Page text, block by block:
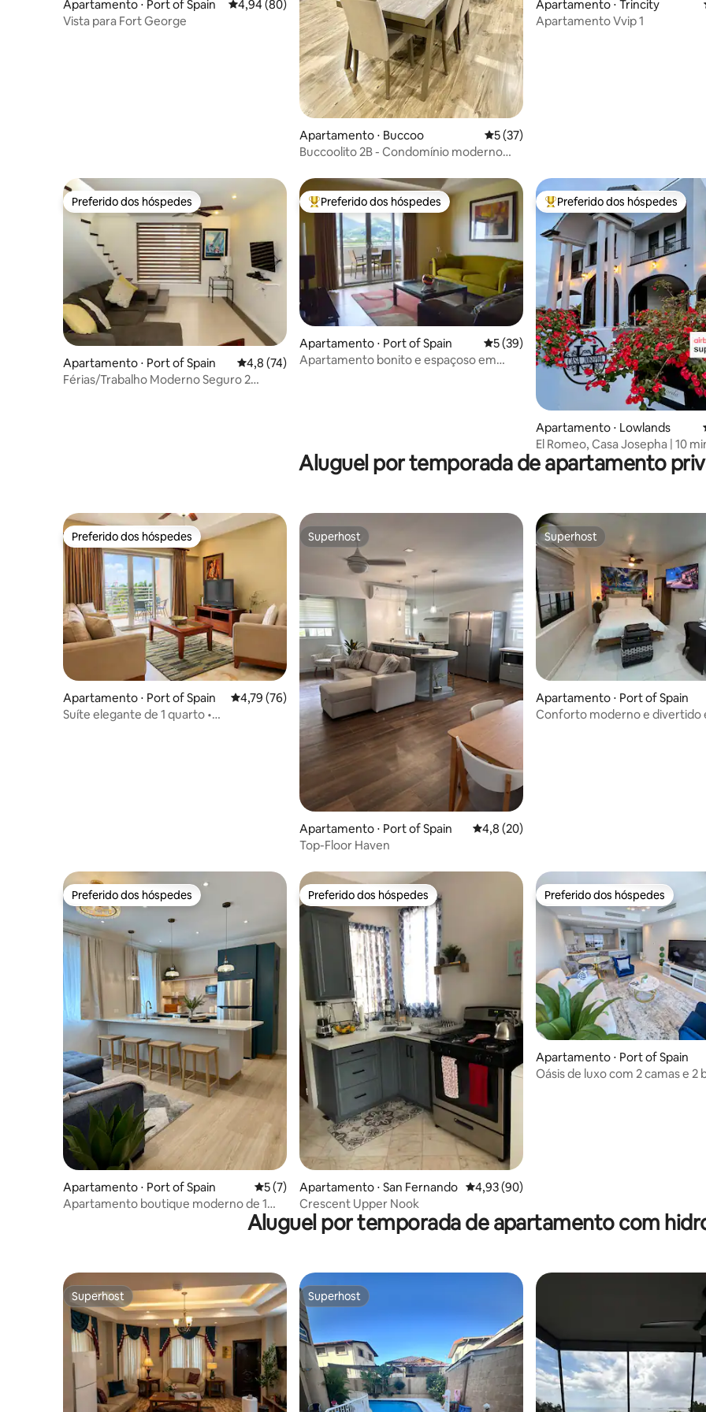
Apartamento ⋅ Port of Spain 4,94 de uma avaliação média de 5, 80 avaliações
4,94 (80)
Vista para Fort George
Apartamento ⋅ Buccoo 5 de uma avaliação média de 5, 37
5 (37)
Buccoolito 2B - Condomínio moderno
Apartamento ⋅ Trincity
Apartamento Vvip 1
Preferido dos hóspedes
Preferido dos hóspedes
Apartamento ⋅ Port of Spain 4,8 de uma avaliação média de 5, 74 avaliações
4,8 (74)
Férias/Trabalho Moderno Seguro 2
Entre os melhores preferidos dos hóspedes
Preferido dos hóspedes
Apartamento ⋅ Port of Spain 5 de uma avaliação média de 5, 39
5 (39)
Apartamento bonito e espaçoso em
Entre os melhores preferidos
Preferido dos hóspedes
Apartamento ⋅ Lowlands
El Romeo, Casa Josepha | 10
carro até as praias!
Aluguel por temporada de apartamento
Preferido dos hóspedes
Preferido dos hóspedes
Apartamento ⋅ Port of Spain 4,79 de uma avaliação média de 5, 76 avaliações
4,79 (76)
Suíte elegante de 1 quarto •
Superhost
Superhost
Apartamento ⋅ Port of Spain 4,8 de uma avaliação média de 5, 20
4,8 (20)
Top-Floor Haven
Superhost
Superhost
Apartamento ⋅ Port of Spain
Conforto moderno e divertido
Preferido dos hóspedes
Preferido dos hóspedes
Apartamento ⋅ Port of Spain 5 de uma avaliação média de 5, 7 avaliações
5 (7)
Apartamento boutique moderno de 1
Preferido dos hóspedes
Preferido dos hóspedes
Apartamento ⋅ San Fernando 4,93 de uma avaliação média de 5, 90
4,93 (90)
Crescent Upper Nook
Preferido dos hóspedes
Preferido dos hóspedes
Apartamento ⋅ Port of Spain
Oásis de luxo com 2 camas e 2
Aluguel por temporada de apartamento com
Superhost
Superhost Superhost
Superhost